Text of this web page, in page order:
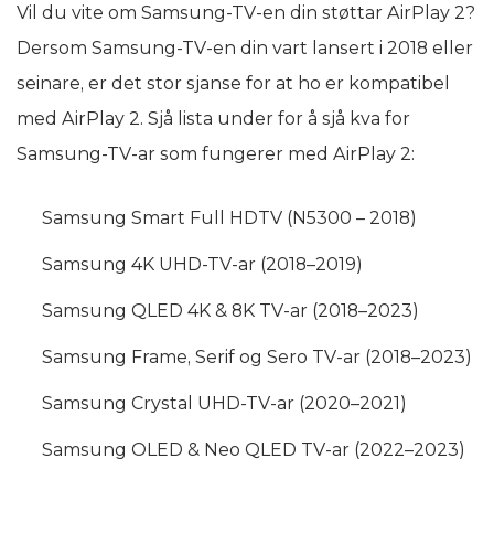
Vil du vite om Samsung-TV-en din støttar AirPlay 2?
Dersom Samsung-TV-en din vart lansert i 2018 eller
seinare, er det stor sjanse for at ho er kompatibel
med AirPlay 2. Sjå lista under for å sjå kva for
Samsung-TV-ar som fungerer med AirPlay 2:
Samsung Smart Full HDTV (N5300 – 2018)
Samsung 4K UHD-TV-ar (2018–2019)
Samsung QLED 4K & 8K TV-ar (2018–2023)
Samsung Frame, Serif og Sero TV-ar (2018–2023)
Samsung Crystal UHD-TV-ar (2020–2021)
Samsung OLED & Neo QLED TV-ar (2022–2023)